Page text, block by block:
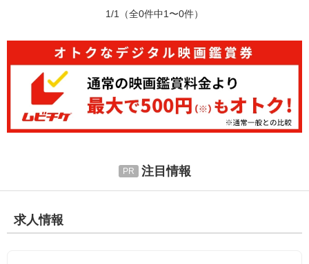
1/1 （全0件中1〜0件）
注目情報
求人情報